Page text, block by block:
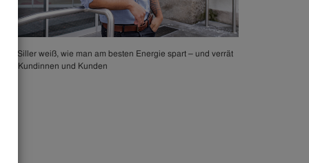
Siller weiß, wie man am besten Energie spart – und verrät
den Kundinnen und Kunden